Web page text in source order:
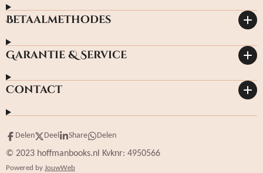
Betaalmethodes
Garantie & Service
Contact
Delen Deel Share Delen
© 2023 hoffmanbooks.nl Kvknr: 4950566
Powered by JouwWeb